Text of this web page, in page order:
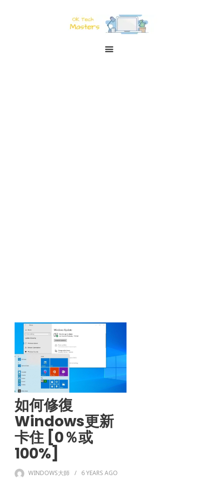
如何修復
Windows更新
卡住 [0％或
100%]
WINDOWS大師 6 YEARS AGO